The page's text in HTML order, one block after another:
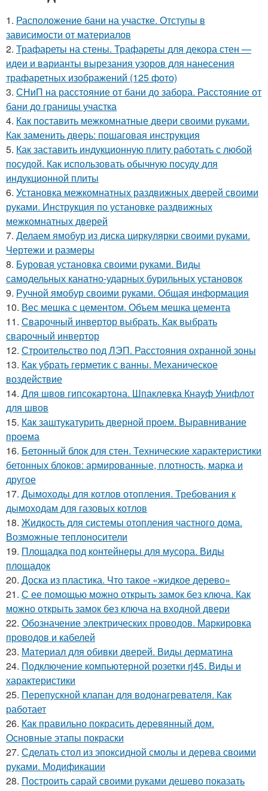
1. Расположение бани на участке. Отступы в
зависимости от материалов
2. Трафареты на стены. Трафареты для декора стен —
идеи и варианты вырезания узоров для нанесения
трафаретных изображений (125 фото)
3. СНиП на расстояние от бани до забора. Расстояние от
бани до границы участка
4. Как поставить межкомнатные двери своими руками.
Как заменить дверь: пошаговая инструкция
5. Как заставить индукционную плиту работать с любой
посудой. Как использовать обычную посуду для
индукционной плиты
6. Установка межкомнатных раздвижных дверей своими
руками. Инструкция по установке раздвижных
межкомнатных дверей
7. Делаем ямобур из диска циркулярки своими руками.
Чертежи и размеры
8. Буровая установка своими руками. Виды
самодельных канатно-ударных бурильных установок
9. Ручной ямобур своими руками. Общая информация
10. Вес мешка с цементом. Объем мешка цемента
11. Сварочный инвертор выбрать. Как выбрать
сварочный инвертор
12. Строительство под ЛЭП. Расстояния охранной зоны
13. Как убрать герметик с ванны. Механическое
воздействие
14. Для швов гипсокартона. Шпаклевка Кнауф Унифлот
для швов
15. Как заштукатурить дверной проем. Выравнивание
проема
16. Бетонный блок для стен. Технические характеристики
бетонных блоков: армированные, плотность, марка и
другое
17. Дымоходы для котлов отопления. Требования к
дымоходам для газовых котлов
18. Жидкость для системы отопления частного дома.
Возможные теплоносители
19. Площадка под контейнеры для мусора. Виды
площадок
20. Доска из пластика. Что такое «жидкое дерево»
21. С ее помощью можно открыть замок без ключа. Как
можно открыть замок без ключа на входной двери
22. Обозначение электрических проводов. Маркировка
проводов и кабелей
23. Материал для обивки дверей. Виды дерматина
24. Подключение компьютерной розетки rj45. Виды и
характеристики
25. Перепускной клапан для водонагревателя. Как
работает
26. Как правильно покрасить деревянный дом.
Основные этапы покраски
27. Сделать стол из эпоксидной смолы и дерева своими
руками. Модификации
28. Построить сарай своими руками дешево показать